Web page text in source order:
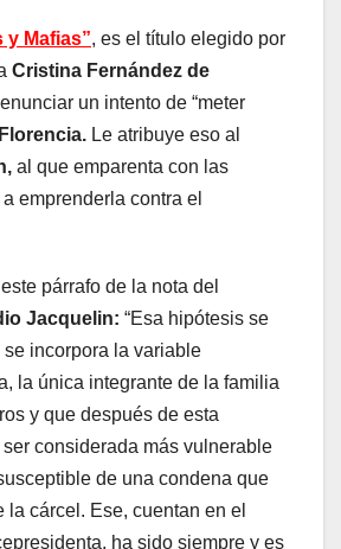
y Mafias”, es el título elegido por
Cristina Fernández de
un intento de “meter
Florencia. Le atribuye eso al
al que emparenta con las
emprenderla contra el
párrafo de la nota del
Jacquelin: “Esa hipótesis se
se incorpora la variable
la única integrante de la familia
y que después de esta
considerada más vulnerable
de una condena que
la cárcel. Ese, cuentan en el
ha sido siempre y es